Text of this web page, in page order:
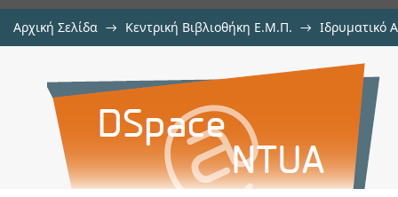
Αρχική Σελίδα → Κεντρική Βιβλιοθήκη Ε.Μ.Π. → Ιδρυματικό
Μηχανισμοί βελτίωσης του
συμφόρησης